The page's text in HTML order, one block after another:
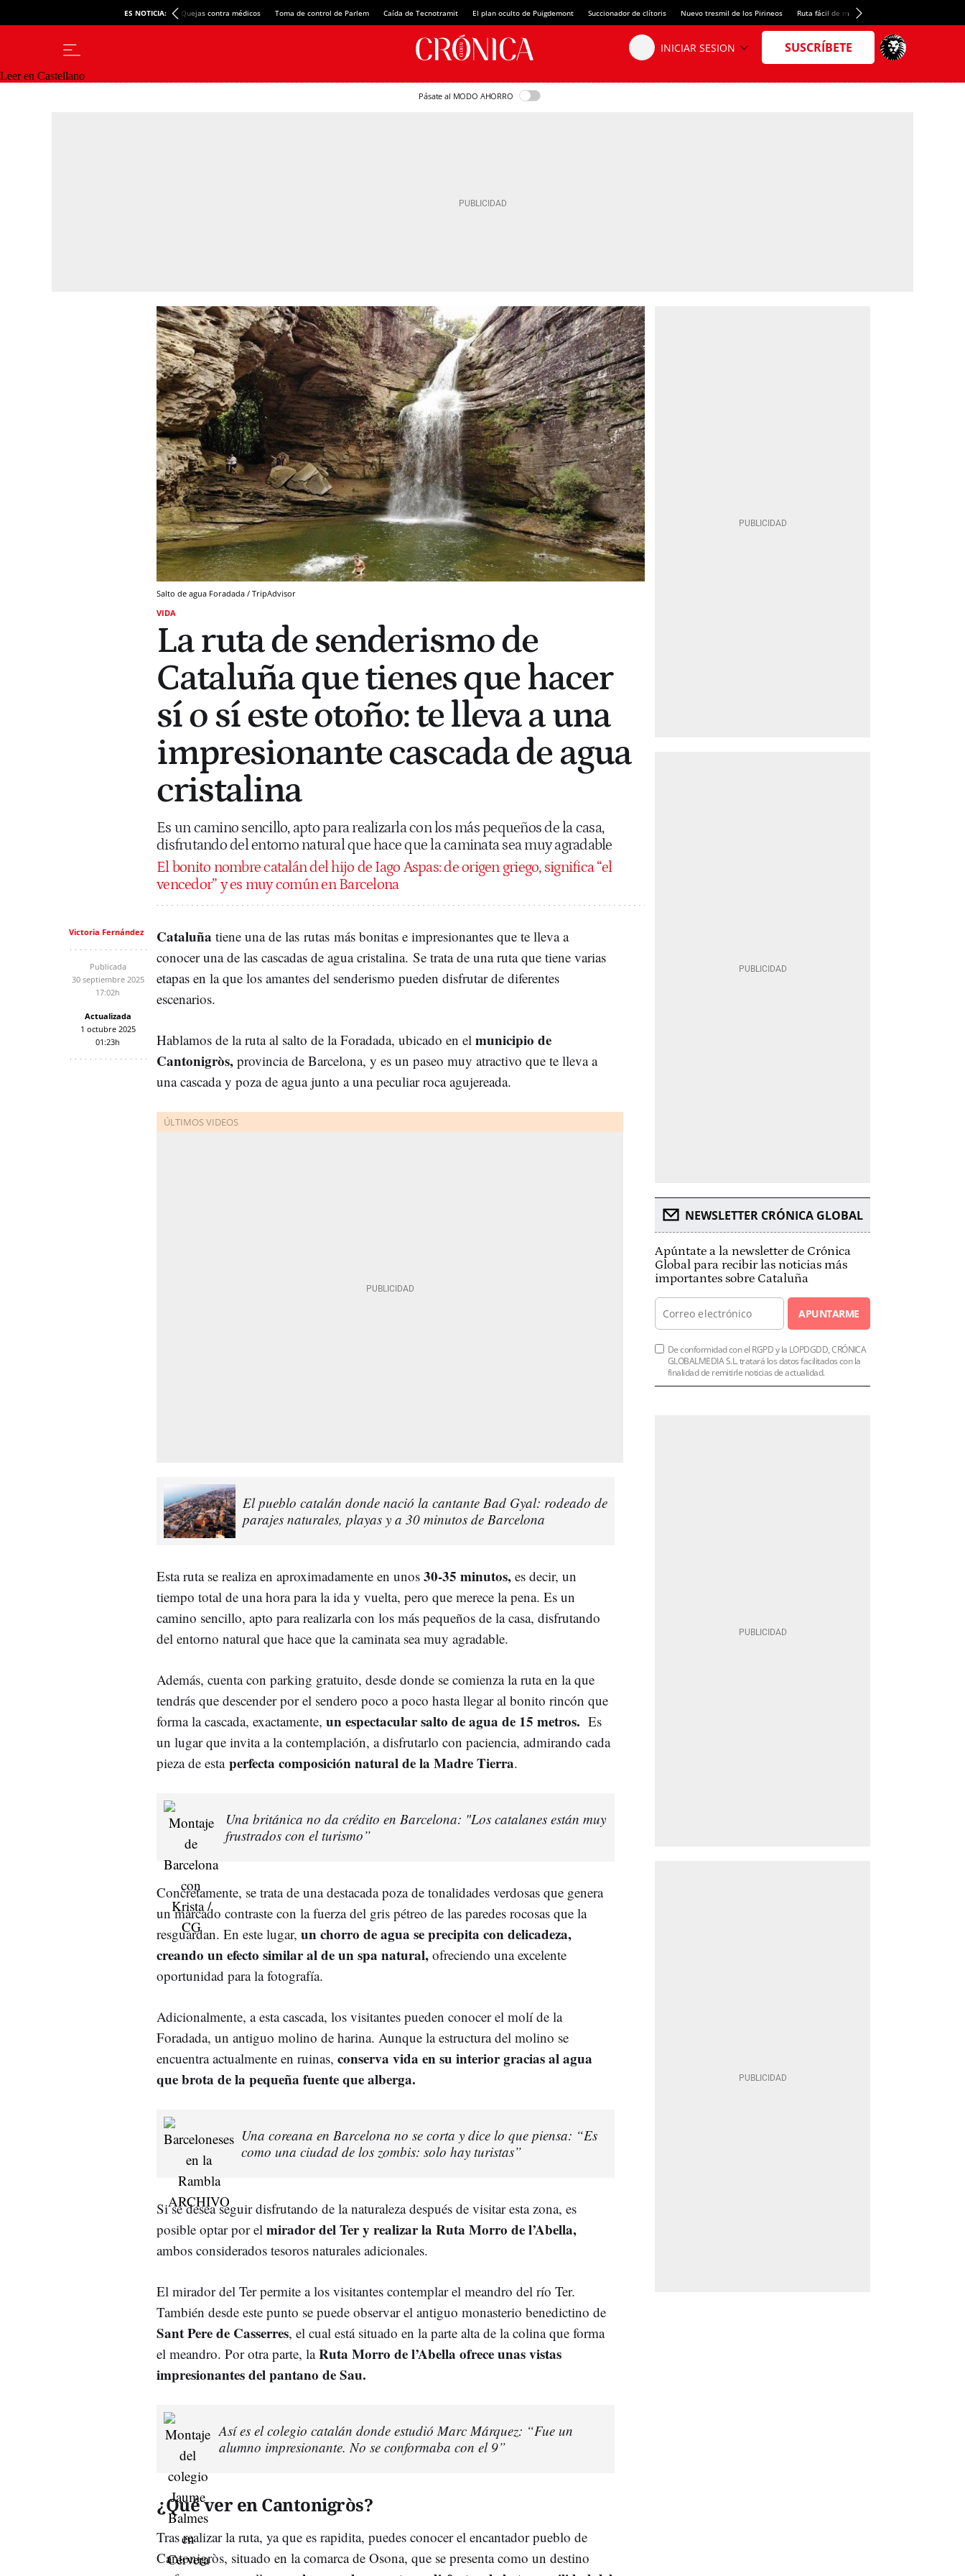
ES NOTICIA: Quejas contra médicos Toma de control de Parlem Caída de Tecnotramit El plan oculto de Puigdemont Succionador de clítoris Nuevo tresmil de los Pirineos Ruta fácil de montaña
Leer en Castellano
Pásate al MODO AHORRO
Salto de agua Foradada / TripAdvisor
VIDA
La ruta de senderismo de
Cataluña que tienes que hacer
sí o sí este otoño: te lleva a una
impresionante cascada de agua
cristalina
Es un camino sencillo, apto para realizarla con los más pequeños de la casa,
disfrutando del entorno natural que hace que la caminata sea muy agradable
El bonito nombre catalán del hijo de Iago Aspas: de origen griego, significa “el
vencedor” y es muy común en Barcelona
Victoria Fernández
Publicada
30 septiembre 2025
17:02h
Actualizada
1 octubre 2025
01:23h
Cataluña tiene una de las rutas más bonitas e impresionantes que te lleva a
conocer una de las cascadas de agua cristalina. Se trata de una ruta que tiene varias
etapas en la que los amantes del senderismo pueden disfrutar de diferentes
escenarios.
Hablamos de la ruta al salto de la Foradada, ubicado en el municipio de
Cantonigròs, provincia de Barcelona, y es un paseo muy atractivo que te lleva a
una cascada y poza de agua junto a una peculiar roca agujereada.
El pueblo catalán donde nació la cantante Bad Gyal: rodeado de
parajes naturales, playas y a 30 minutos de Barcelona
Esta ruta se realiza en aproximadamente en unos 30-35 minutos, es decir, un
tiempo total de una hora para la ida y vuelta, pero que merece la pena. Es un
camino sencillo, apto para realizarla con los más pequeños de la casa, disfrutando
del entorno natural que hace que la caminata sea muy agradable.
Además, cuenta con parking gratuito, desde donde se comienza la ruta en la que
tendrás que descender por el sendero poco a poco hasta llegar al bonito rincón que
forma la cascada, exactamente, un espectacular salto de agua de 15 metros. Es
un lugar que invita a la contemplación, a disfrutarlo con paciencia, admirando cada
pieza de esta perfecta composición natural de la Madre Tierra.
Una británica no da crédito en Barcelona: "Los catalanes están muy
frustrados con el turismo”
Concretamente, se trata de una destacada poza de tonalidades verdosas que genera
un marcado contraste con la fuerza del gris pétreo de las paredes rocosas que la
resguardan. En este lugar, un chorro de agua se precipita con delicadeza,
creando un efecto similar al de un spa natural, ofreciendo una excelente
oportunidad para la fotografía.
Adicionalmente, a esta cascada, los visitantes pueden conocer el molí de la
Foradada, un antiguo molino de harina. Aunque la estructura del molino se
encuentra actualmente en ruinas, conserva vida en su interior gracias al agua
que brota de la pequeña fuente que alberga.
Una coreana en Barcelona no se corta y dice lo que piensa: “Es
como una ciudad de los zombis: solo hay turistas”
Si se desea seguir disfrutando de la naturaleza después de visitar esta zona, es
posible optar por el mirador del Ter y realizar la Ruta Morro de l’Abella,
ambos considerados tesoros naturales adicionales.
El mirador del Ter permite a los visitantes contemplar el meandro del río Ter.
También desde este punto se puede observar el antiguo monasterio benedictino de
Sant Pere de Casserres, el cual está situado en la parte alta de la colina que forma
el meandro. Por otra parte, laRuta Morro de l’Abella ofrece unas vistas
impresionantes del pantano de Sau.
Así es el colegio catalán donde estudió Marc Márquez: “Fue un
alumno impresionante. No se conformaba con el 9”
¿Qué ver en Cantonigròs?
Tras realizar la ruta, ya que es rapidita, puedes conocer el encantador pueblo de
Cantonigròs, situado en la comarca de Osona, que se presenta como un destino
NEWSLETTER CRÓNICA GLOBAL
Apúntate a la newsletter de Crónica
Global para recibir las noticias más
importantes sobre Cataluña
APUNTARME
De conformidad con el RGPD y la LOPDGDD, CRÓNICA
GLOBALMEDIA S.L. tratará los datos facilitados con la
finalidad de remitirle noticias de actualidad.